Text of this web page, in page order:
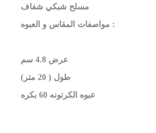
مسلح شبكي شفاف
مواصفات المقاس و العبوه :
عرض 4.8 سم
طول ( 20 متر)
عبوه الكرتونه 60 بكره